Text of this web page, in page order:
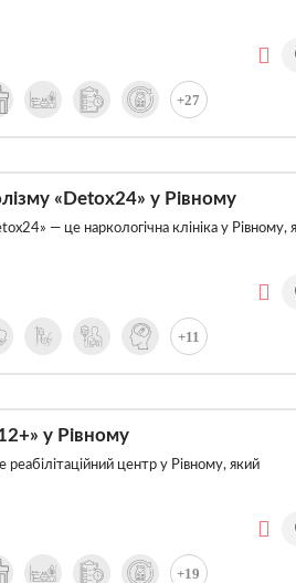
+27
«Detox24» у Рівному
— це наркологічна клініка у Рівному,
+11
у Рівному
центр у Рівному, який
+19